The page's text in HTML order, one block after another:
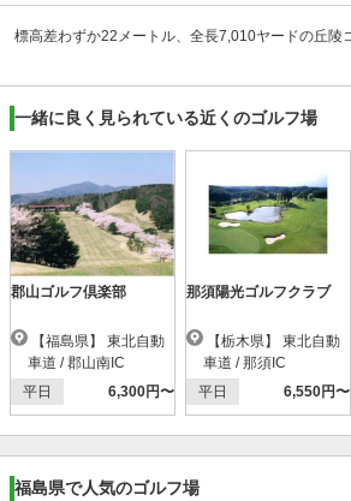
一緒に良く見られている近くのゴルフ場
郡山ゴルフ倶楽部
車道 / 郡山南IC
平日
6,300円〜
那須陽光ゴルフクラブ
車道 / 那須IC
平日
6,550円〜
福島県で人気のゴルフ場